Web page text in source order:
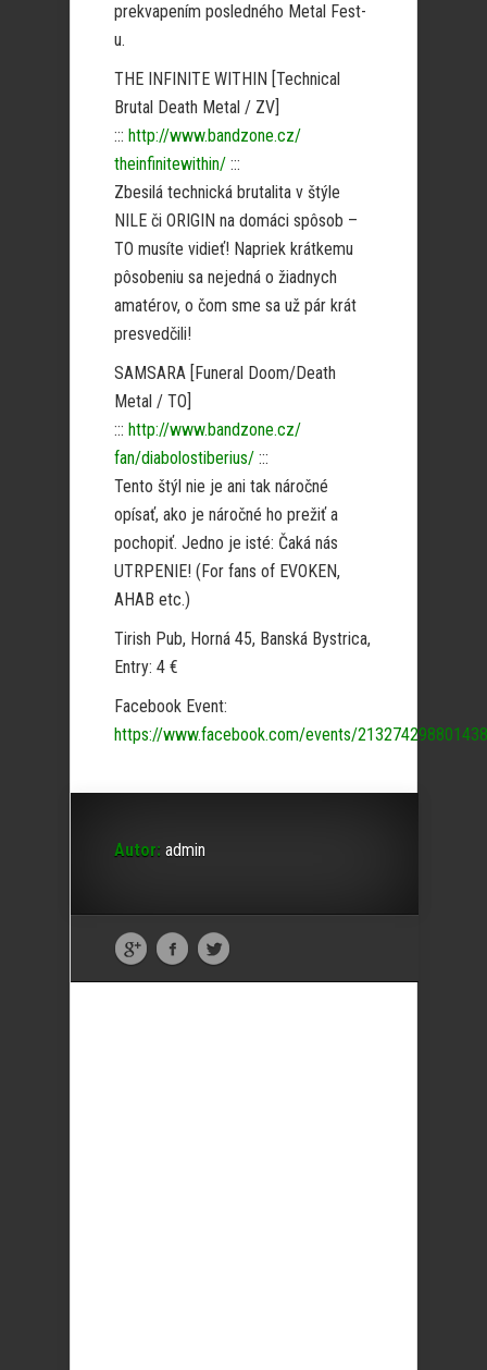
prekvapením posledného Metal Fest-
u.
THE INFINITE WITHIN [Technical
Brutal Death Metal / ZV]
::: http://www.bandzone.cz/
theinfinitewithin/ :::
Zbesilá technická brutalita v štýle
NILE či ORIGIN na domáci spôsob –
TO musíte vidieť! Napriek krátkemu
pôsobeniu sa nejedná o žiadnych
amatérov, o čom sme sa už pár krát
presvedčili!
SAMSARA [Funeral Doom/Death
Metal / TO]
::: http://www.bandzone.cz/
fan/diabolostiberius/ :::
Tento štýl nie je ani tak náročné
opísať, ako je náročné ho prežiť a
pochopiť. Jedno je isté: Čaká nás
UTRPENIE! (For fans of EVOKEN,
AHAB etc.)
Tirish Pub, Horná 45, Banská Bystrica,
Entry: 4 €
Facebook Event:
https://www.facebook.com/events/
Autor: admin